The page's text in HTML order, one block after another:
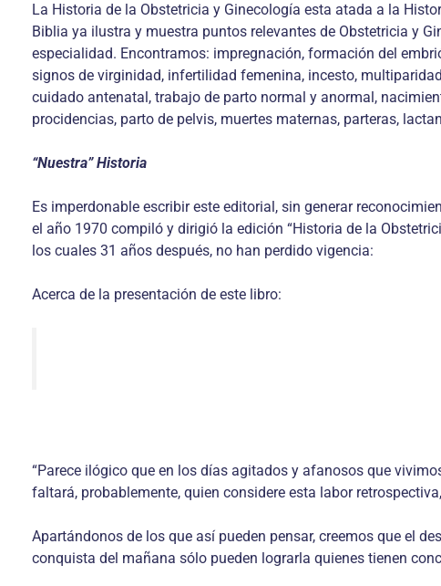
La Historia de la Obstetricia y Ginecología esta atada a la
Biblia ya ilustra y muestra puntos relevantes de Obstetricia y
especialidad. Encontramos: impregnación, formación del
signos de virginidad, infertilidad femenina, incesto,
cuidado antenatal, trabajo de parto normal y anormal,
procidencias, parto de pelvis, muertes maternas, parteras,
“Nuestra” Historia
Es imperdonable escribir este editorial, sin generar
el año 1970 compiló y dirigió la edición “Historia de la
los cuales 31 años después, no han perdido vigencia:
Acerca de la presentación de este libro:
“Parece ilógico que en los días agitados y afanosos que
faltará, probablemente, quien considere esta labor
Apartándonos de los que así pueden pensar, creemos que el
conquista del mañana sólo pueden lograrla quienes tienen